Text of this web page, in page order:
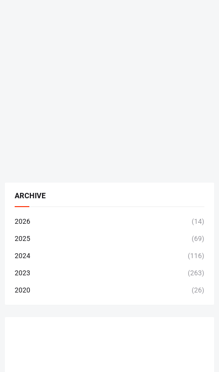
ARCHIVE
2026 (14)
2025 (69)
2024 (116)
2023 (263)
2020 (26)